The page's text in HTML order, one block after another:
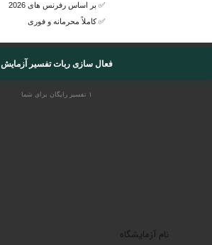
✅ بر اساس رفرنس های 2026
✅ کاملاً محرمانه و فوری
فعال سازی ربات تفسیر آزمایش
۱ تفسیر رایگان برای شما